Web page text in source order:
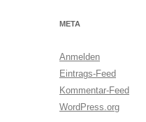
META
Anmelden
Eintrags-Feed
Kommentar-Feed
WordPress.org